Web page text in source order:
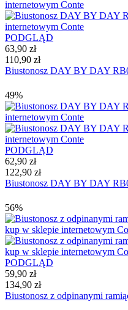
PODGLĄD
63,90 zł
110,90 zł
Biustonosz DAY BY DAY
49%
PODGLĄD
62,90 zł
122,90 zł
Biustonosz DAY BY DAY
56%
PODGLĄD
59,90 zł
134,90 zł
Biustonosz z odpinanymi